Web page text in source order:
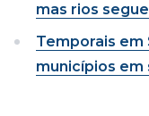
mas rios
Temporais em
municípios